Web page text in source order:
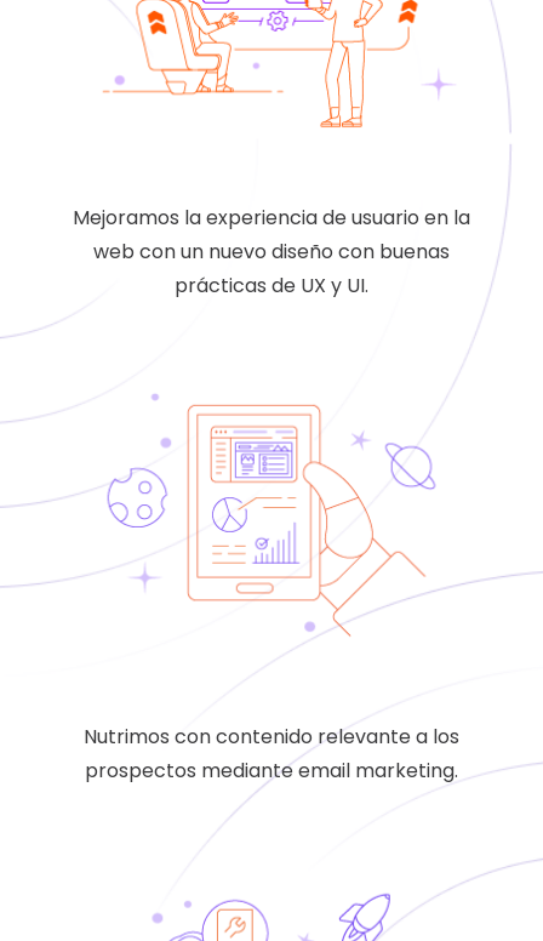
Mejoramos la experiencia de usuario en la
web con un nuevo diseño con buenas
prácticas de UX y UI.
Nutrimos con contenido relevante a los
prospectos mediante email marketing.